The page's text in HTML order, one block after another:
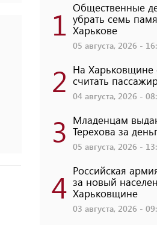
1 Общественные
убрать семь
Харькове
05 августа, 2026 -
2 На Харьковщине
считать
04 августа, 2026 -
3 Младенцам
Терехова за
05 августа, 2026 -
4 Российская
за новый
Харьковщине
03 августа, 2026 -